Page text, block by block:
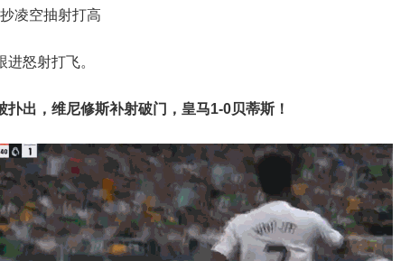
凌空抽射打高
怒射打飞。
出，维尼修斯补射破门，皇马1-0贝蒂斯！